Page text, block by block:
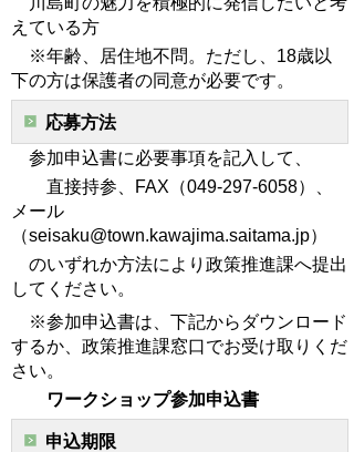
えている方
※年齢、居住地不問。ただし、 18歳以
下の方は保護者の同意が必要です。
応募方法
参加申込書に必要事項を記入して、
直接持参、FAX（049-297-6058）、
メール
（seisaku@town.kawajima.saitama.jp）
のいずれか方法により政策推進課へ提出
してください。
※参加申込書は、下記からダウンロード
するか、政策推進課窓口でお受け取りくだ
さい。
ワークショップ参加申込書
申込期限